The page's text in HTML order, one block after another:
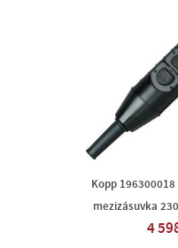
Kopp
mezizásuvka
4